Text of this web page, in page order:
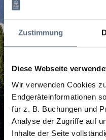
Zustimmung
Diese Webseite
Wir verwenden Cookies
Endgeräteinformationen
für z. B. Buchungen und
Analyse der Zugriffe auf
Inhalte der Seite